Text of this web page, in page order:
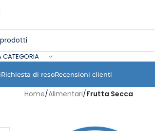
CATEGORIA
Richiesta di resoRecensioni clienti
Home/Alimentari/Frutta Secca